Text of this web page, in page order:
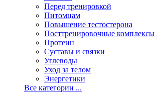
Перед тренировкой
Питомцам
Повышение тестостерона
Посттренировочные комплексы
Протеин
Суставы и связки
Углеводы
Уход за телом
Энергетики
Все категории ...